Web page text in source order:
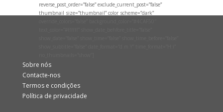
reverse_post_order=”false” exclude_current_post=”false”
thumbnail_size=”thumbnail” color_scheme=”dark”
Sobre nós
Contacte-nos
Termos e condições
Política de privacidade